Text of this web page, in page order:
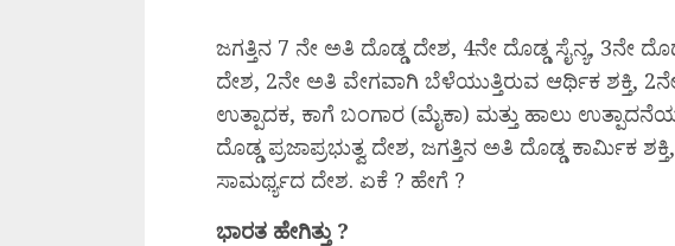
ಜಗತ್ತಿನ 7 ನೇ ಅತಿ ದೊಡ್ಡ ದೇಶ, 4ನೇ ದೊಡ್ಡ ಸೈನ್ಯ, 3ನೇ
ದೇಶ, 2ನೇ ಅತಿ ವೇಗವಾಗಿ ಬೆಳೆಯುತ್ತಿರುವ ಆರ್ಥಿಕ ಶಕ್ತಿ,
ಉತ್ಪಾದಕ, ಕಾಗೆ ಬಂಗಾರ (ಮೈಕಾ) ಮತ್ತು ಹಾಲು
ದೊಡ್ಡ ಪ್ರಜಾಪ್ರಭುತ್ವ ದೇಶ, ಜಗತ್ತಿನ ಅತಿ ದೊಡ್ಡ ಕಾರ್ಮಿಕ
ಸಾಮರ್ಥ್ಯದ ದೇಶ. ಏಕೆ ? ಹೇಗೆ ?
ಭಾರತ ಹೇಗಿತ್ತು ?